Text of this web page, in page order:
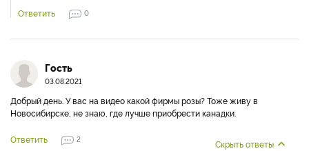
Ответить
0
Гость
03.08.2021
Добрый день. У вас на видео какой фирмы розы? Тоже живу в
Новосибирске, не знаю, где лучше приобрести канадки.
Ответить 2 Скрыть ответы